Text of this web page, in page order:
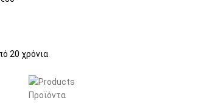
20 χρόνια
Προϊόντα